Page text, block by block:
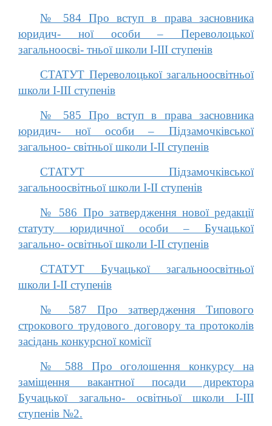
№ 584 Про вступ в права засновника
юридич- ної особи – Переволоцької
загальноосві- тньої школи І-ІІІ ступенів
СТАТУТ Переволоцької загальноосвітньої
школи І-ІІІ ступенів
№ 585 Про вступ в права засновника
юридич- ної особи – Підзамочківської
загальноо- світньої школи І-ІІ ступенів
СТАТУТ Підзамочківської
загальноосвітньої школи І-ІІ ступенів
№ 586 Про затвердження нової редакції
статуту юридичної особи – Бучацької
загально- освітньої школи І-ІІ ступенів
СТАТУТ Бучацької загальноосвітньої
школи І-ІІ ступенів
№ 587 Про затвердження Типового
строкового трудового договору та протоколів
засідань конкурсної комісії
№ 588 Про оголошення конкурсу на
заміщення вакантної посади директора
Бучацької загально- освітньої школи І-ІІІ
ступенів №2.